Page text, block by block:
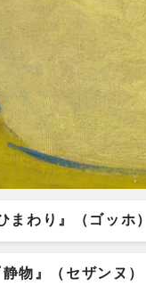
まわり』（ゴッホ）
静物』（セザンヌ）